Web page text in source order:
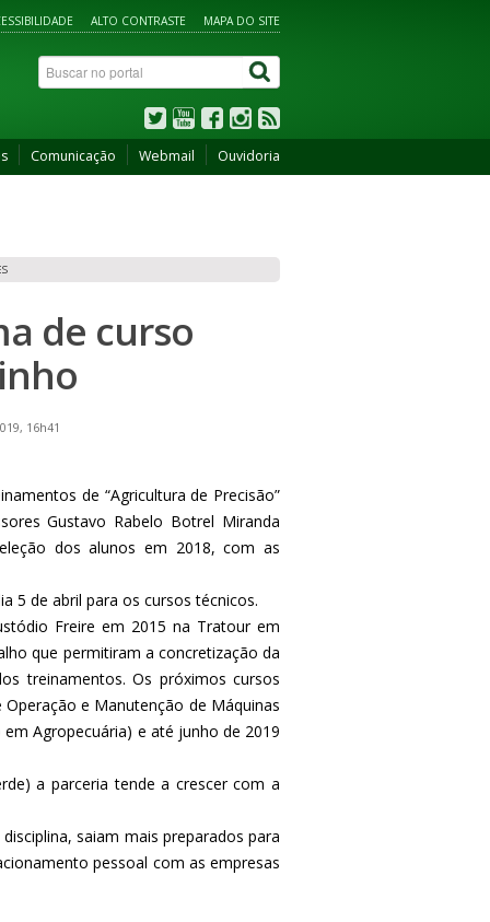
ALTO CONTRASTE MAPA DO SITE
Comunicação Webmail Ouvidoria
de curso
16h41
de “Agricultura de Precisão”
Gustavo Rabelo Botrel Miranda
dos alunos em 2018, com as
5 de abril para os cursos técnicos.
Freire em 2015 na Tratour em
que permitiram a concretização da
treinamentos. Os próximos cursos
e Manutenção de Máquinas
Agropecuária) e até junho de 2019
a parceria tende a crescer com a
saiam mais preparados para
pessoal com as empresas